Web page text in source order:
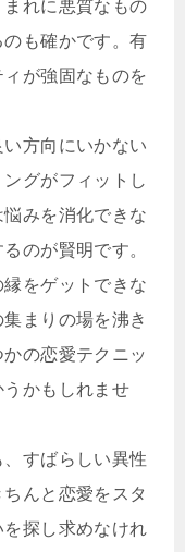
れに悪質なもの
も確かです。有
が強固なものを
方向にいかない
グがフィットし
みを消化できな
のが賢明です。
をゲットできな
まりの場を沸き
の恋愛テクニッ
かもしれませ
すばらしい異性
んと恋愛をスタ
探し求めなけれ